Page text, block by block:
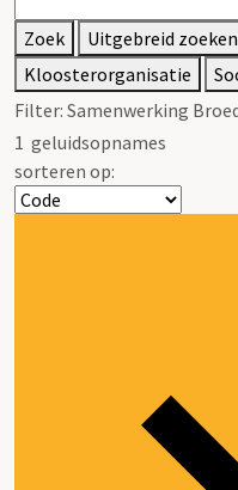
Zoek
Uitgebreid zoeken
Kloosterorganisatie
Filter: Samenwerking
1 geluidsopnames
sorteren op: